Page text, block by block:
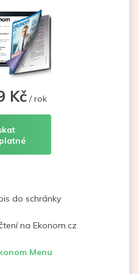
Kč / rok
do schránky
na Ekonom.cz
Menu